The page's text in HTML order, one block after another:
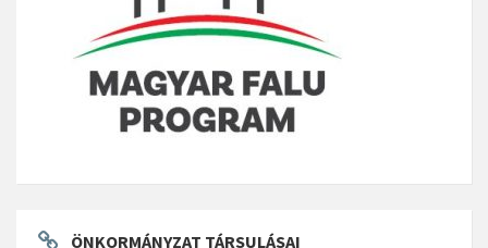
ÖNKORMÁNYZAT TÁRSULÁSAI